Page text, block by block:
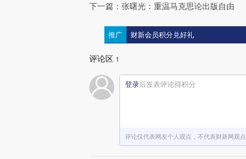
下一篇：张曙光：重温马克思论出版自由
推广 财新会员积分兑好礼
评论区 1
登录后发表评论得积分
评论仅代表网友个人观点，不代表财新网观点